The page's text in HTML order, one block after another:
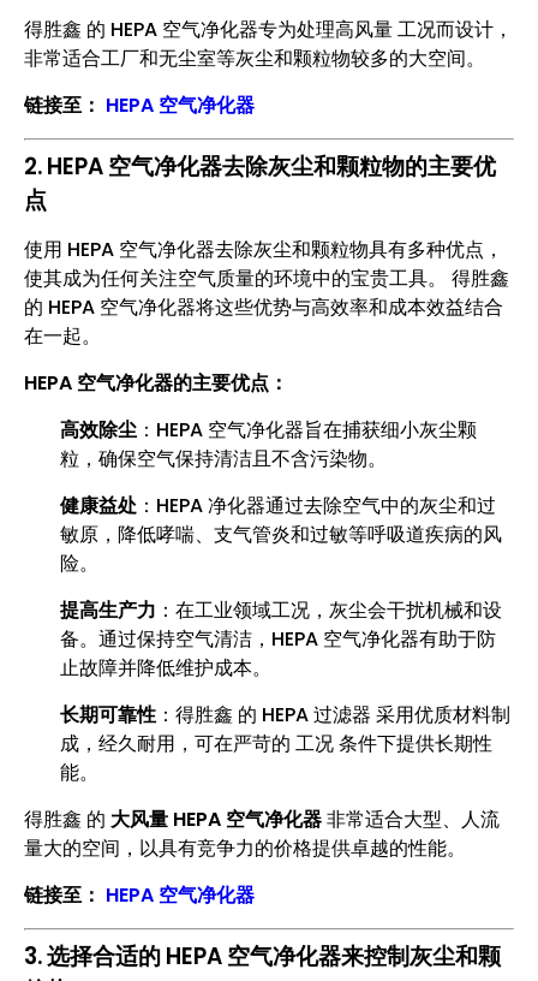
得胜鑫 的 HEPA 空气净化器专为处理高风量 工况而设计，
非常适合工厂和无尘室等灰尘和颗粒物较多的大空间。
链接至： HEPA 空气净化器
2. HEPA 空气净化器去除灰尘和颗粒物的主要优
点
使用 HEPA 空气净化器去除灰尘和颗粒物具有多种优点，
使其成为任何关注空气质量的环境中的宝贵工具。 得胜鑫
的 HEPA 空气净化器将这些优势与高效率和成本效益结合
在一起。
HEPA 空气净化器的主要优点：
高效除尘 ：HEPA 空气净化器旨在捕获细小灰尘颗
粒，确保空气保持清洁且不含污染物。
健康益处 ：HEPA 净化器通过去除空气中的灰尘和过
敏原，降低哮喘、支气管炎和过敏等呼吸道疾病的风
险。
提高生产力 ：在工业领域工况，灰尘会干扰机械和设
备。通过保持空气清洁，HEPA 空气净化器有助于防
止故障并降低维护成本。
长期可靠性 ：得胜鑫 的 HEPA 过滤器 采用优质材料制
成，经久耐用，可在严苛的 工况 条件下提供长期性
能。
得胜鑫 的 大风量 HEPA 空气净化器非常适合大型、人流
量大的空间，以具有竞争力的价格提供卓越的性能。
链接至： HEPA 空气净化器
3. 选择合适的 HEPA 空气净化器来控制灰尘和颗